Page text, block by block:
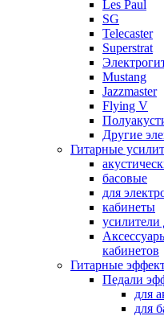
Les Paul
SG
Telecaster
Superstrat
Mustang
Jazzmaster
Flying V
Другие
Гитарные
басовые
для
кабинеты
кабинетов
Гитарные
Педали
для
для